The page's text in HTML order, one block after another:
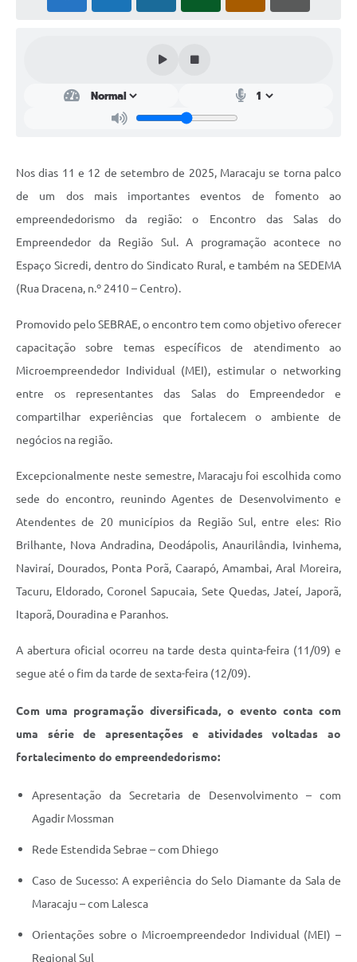
Nos dias 11 e 12 de setembro de 2025, Maracaju se torna palco
de um dos mais importantes eventos de fomento ao
empreendedorismo da região: o Encontro das Salas do
Empreendedor da Região Sul. A programação acontece no
Espaço Sicredi, dentro do Sindicato Rural, e também na SEDEMA
(Rua Dracena, n.º 2410 – Centro).
Promovido pelo SEBRAE, o encontro tem como objetivo oferecer
capacitação sobre temas específicos de atendimento ao
Microempreendedor Individual (MEI), estimular o networking
entre os representantes das Salas do Empreendedor e
compartilhar experiências que fortalecem o ambiente de
negócios na região.
Excepcionalmente neste semestre, Maracaju foi escolhida como
sede do encontro, reunindo Agentes de Desenvolvimento e
Atendentes de 20 municípios da Região Sul, entre eles: Rio
Brilhante, Nova Andradina, Deodápolis, Anaurilândia, Ivinhema,
Naviraí, Dourados, Ponta Porã, Caarapó, Amambai, Aral Moreira,
Tacuru, Eldorado, Coronel Sapucaia, Sete Quedas, Jateí, Japorã,
Itaporã, Douradina e Paranhos.
A abertura oficial ocorreu na tarde desta quinta-feira (11/09) e
segue até o fim da tarde de sexta-feira (12/09).
Com uma programação diversificada, o evento conta com
uma série de apresentações e atividades voltadas ao
fortalecimento do empreendedorismo:
Apresentação da Secretaria de Desenvolvimento – com
Agadir Mossman
Rede Estendida Sebrae – com Dhiego
Caso de Sucesso: A experiência do Selo Diamante da Sala de
Maracaju – com Lalesca
Orientações sobre o Microempreendedor Individual (MEI) –
Regional Sul